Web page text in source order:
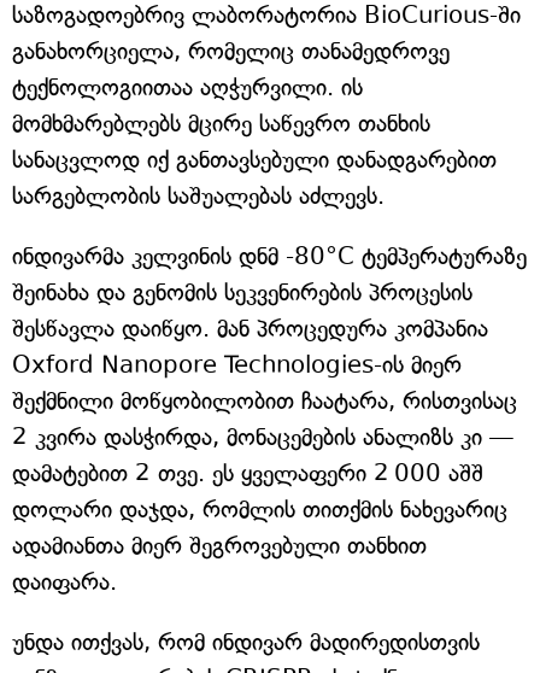
საზოგადოებრივ ლაბორატორია BioCurious-ში
განახორციელა, რომელიც თანამედროვე
ტექნოლოგიითაა აღჭურვილი. ის
მომხმარებლებს მცირე საწევრო თანხის
სანაცვლოდ იქ განთავსებული დანადგარებით
სარგებლობის საშუალებას აძლევს.
ინდივარმა კელვინის დნმ -80°C ტემპერატურაზე
შეინახა და გენომის სეკვენირების პროცესის
შესწავლა დაიწყო. მან პროცედურა კომპანია
Oxford Nanopore Technologies-ის მიერ
შექმნილი მოწყობილობით ჩაატარა, რისთვისაც
2 კვირა დასჭირდა, მონაცემების ანალიზს კი —
დამატებით 2 თვე. ეს ყველაფერი 2 000 აშშ
დოლარი დაჯდა, რომლის თითქმის ნახევარიც
ადამიანთა მიერ შეგროვებული თანხით
დაიფარა.
უნდა ითქვას, რომ ინდივარ მადირედისთვის